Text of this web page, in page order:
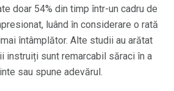
doar 54% din timp într-un cadru de
luând în considerare o rată
întâmplător. Alte studii au arătat
instruiți sunt remarcabil săraci în a
sau spune adevărul.